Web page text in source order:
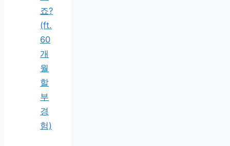
죠?
(ft.
60
개
월
할
부
경
험)